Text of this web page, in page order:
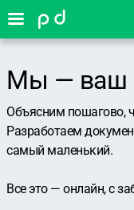
Мы — ваш
Объясним пошагово,
Разработаем
самый маленький.
Все это — онлайн, с